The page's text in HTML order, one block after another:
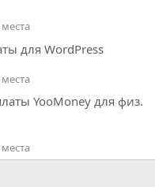
для WordPress
YooMoney для физ.